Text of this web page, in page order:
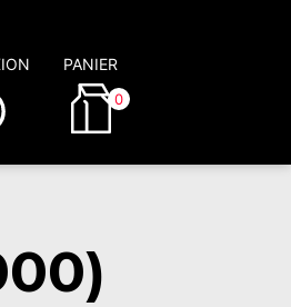
PANIER
0